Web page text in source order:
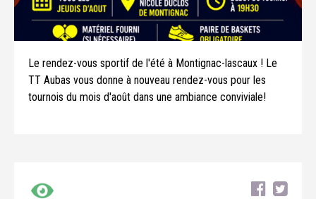
Le rendez-vous sportif de l'été à Montignac-lascaux ! Le
TT Aubas vous donne à nouveau rendez-vous pour les
tournois du mois d'août dans une ambiance conviviale!